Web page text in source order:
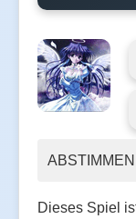
Dieses Spiel